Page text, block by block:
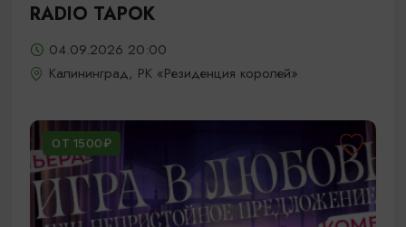
RADIO TAPOK
04.09.2026 20:00
Калининград, РК «Резиденция королей»
ОТ 1500₽